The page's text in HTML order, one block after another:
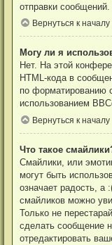
отправки сообщений.
Вернуться к началу
Могу ли я
Нет. На этой
HTML-кода в
по форматированию
использованием
Вернуться к началу
Что такое
Смайлики, или
могут быть
означает радость, а
смайликов можно
Только не
сделать сообщение
отредактировать